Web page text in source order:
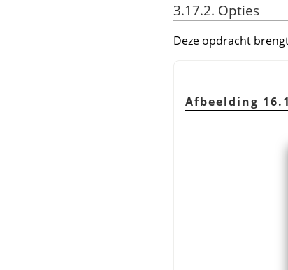
3.17.2. Opties
Deze opdracht
Afbeelding